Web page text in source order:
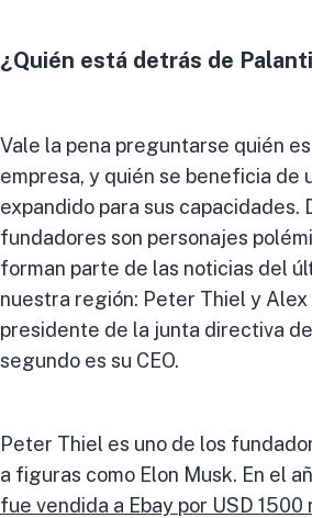
¿Quién está detrás de
Vale la pena preguntarse quién
empresa, y quién se beneficia de
expandido para sus capacidades.
fundadores son personajes
forman parte de las noticias del
nuestra región: Peter Thiel y Alex
presidente de la junta directiva
segundo es su CEO.
Peter Thiel es uno de los
a figuras como Elon Musk. En el
fue vendida a Ebay por USD 1500